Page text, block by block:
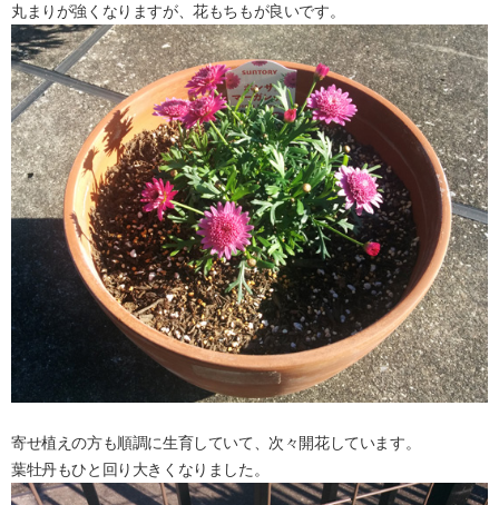
丸まりが強くなりますが、花もちもが良いです。
寄せ植えの方も順調に生育していて、次々開花しています。
葉牡丹もひと回り大きくなりました。